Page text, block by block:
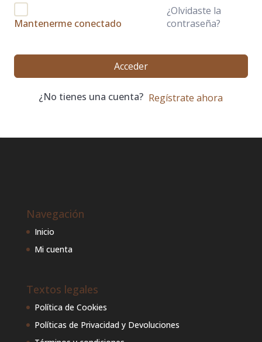
Mantenerme conectado
¿Olvidaste la
contraseña?
Acceder
¿No tienes una cuenta? Regístrate ahora
Navegación
Inicio
Mi cuenta
Textos legales
Política de Cookies
Políticas de Privacidad y Devoluciones